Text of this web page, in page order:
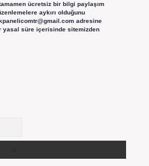
ücretsiz bir bilgi paylaşım
aykırı olduğunu
adresine
süre içerisinde sitemizden